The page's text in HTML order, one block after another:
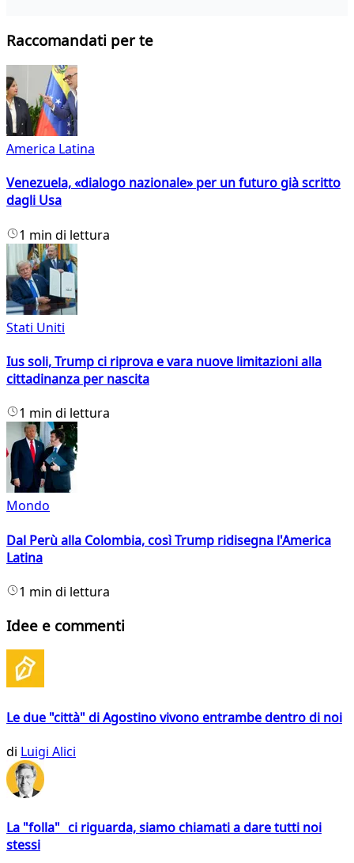
Raccomandati per te
America Latina
Venezuela, «dialogo nazionale» per un futuro già scritto
dagli Usa
1 min di lettura
Stati Uniti
Ius soli, Trump ci riprova e vara nuove limitazioni alla
cittadinanza per nascita
1 min di lettura
Mondo
Dal Perù alla Colombia, così Trump ridisegna l'America
Latina
1 min di lettura
Idee e commenti
Le due "città" di Agostino vivono entrambe dentro di noi
di Luigi Alici
La "folla" ci riguarda, siamo chiamati a dare tutti noi
stessi